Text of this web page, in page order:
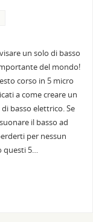
un solo di basso
del mondo!
corso in 5 micro
a come creare un
basso elettrico. Se
il basso ad
per nessun
questi 5…